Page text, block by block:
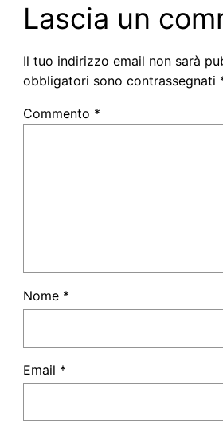
Lascia un
Il tuo indirizzo email non sarà
obbligatori sono contrassegnati
Commento *
Nome *
Email *